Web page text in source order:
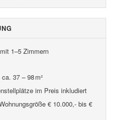
1–5 Zimmern
37 – 98 m²
im Preis inkludiert
€ 10.000,- bis €